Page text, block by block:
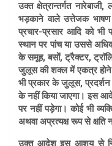
उक्त क्षेत्रान्तर्गत
भड़काने वाले उत्तेजक
प्रचार-प्रसार आदि को भी
स्थान पर पांच या उससे
के समूह, बसों, ट्रैक्टर,
जुलूस की शक्ल में एकत्र होने
भी प्रकार के जुलूस, प्रदर्शन
के नहीं किया जाएगा। इस
पर नहीं पड़ेगा। कोई भी
अथवा अप्रत्यक्ष रूप से क्षति
उक्त आदेश इस आशय से